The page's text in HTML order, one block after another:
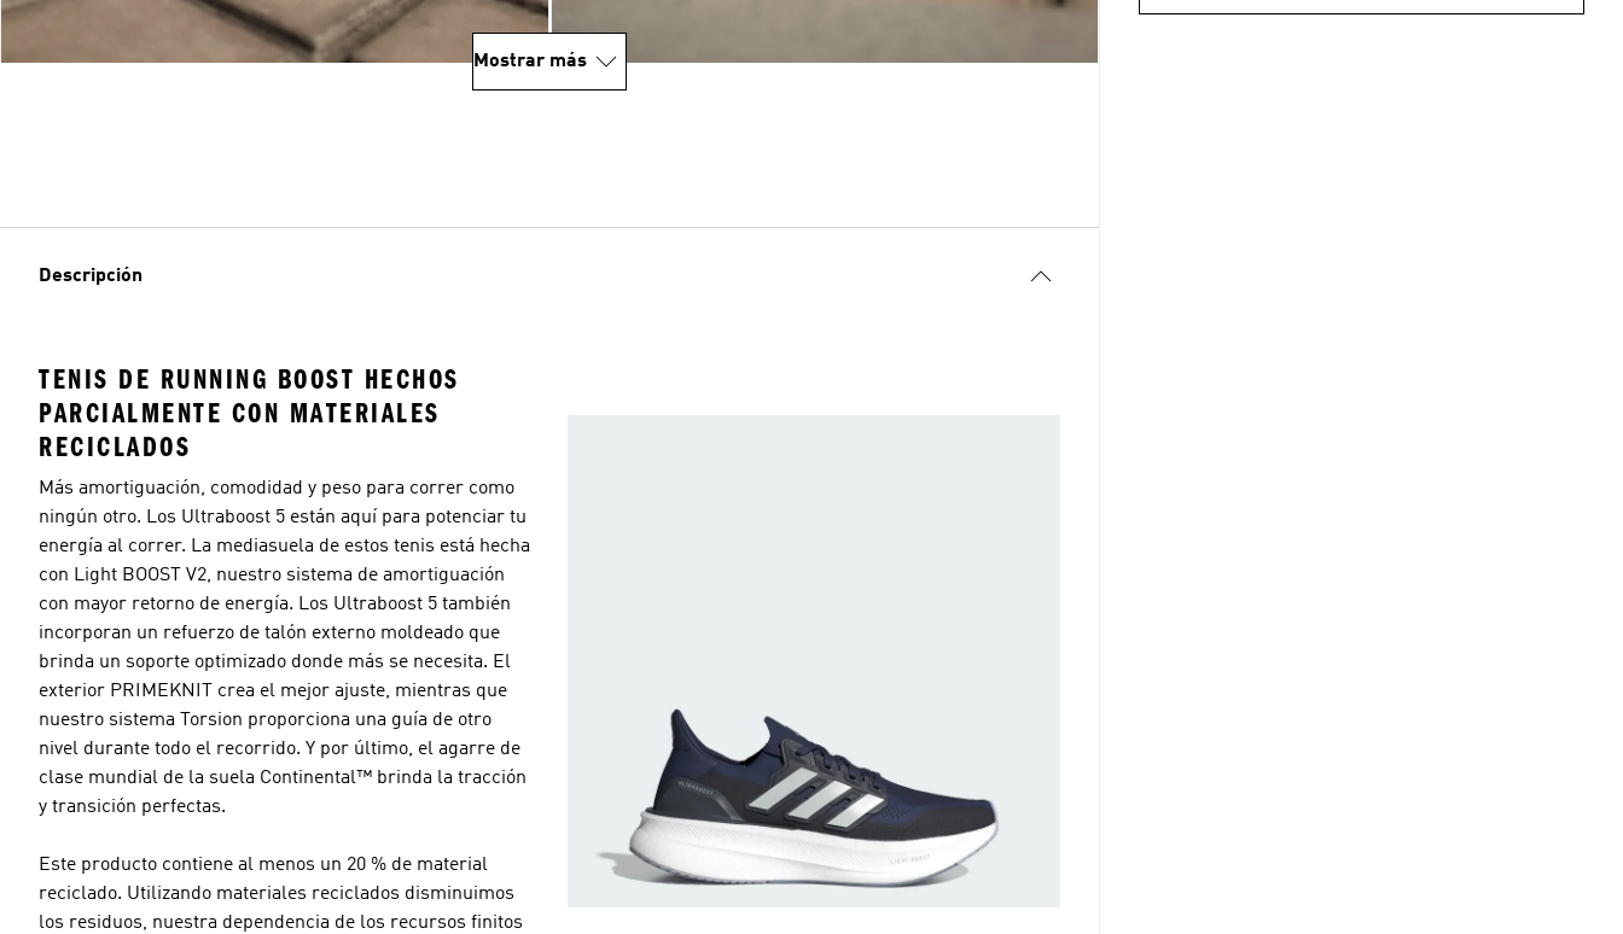
Mostrar más
Descripción
TENIS DE RUNNING BOOST HECHOS
PARCIALMENTE CON MATERIALES
RECICLADOS
Más amortiguación, comodidad y peso para correr como
ningún otro. Los Ultraboost 5 están aquí para potenciar tu
energía al correr. La mediasuela de estos tenis está hecha
con Light BOOST V2, nuestro sistema de amortiguación
con mayor retorno de energía. Los Ultraboost 5 también
incorporan un refuerzo de talón externo moldeado que
brinda un soporte optimizado donde más se necesita. El
exterior PRIMEKNIT crea el mejor ajuste, mientras que
nuestro sistema Torsion proporciona una guía de otro
nivel durante todo el recorrido. Y por último, el agarre de
clase mundial de la suela Continental™ brinda la tracción
y transición perfectas.
Este producto contiene al menos un 20 % de material
reciclado. Utilizando materiales reciclados disminuimos
los residuos, nuestra dependencia de los recursos finitos